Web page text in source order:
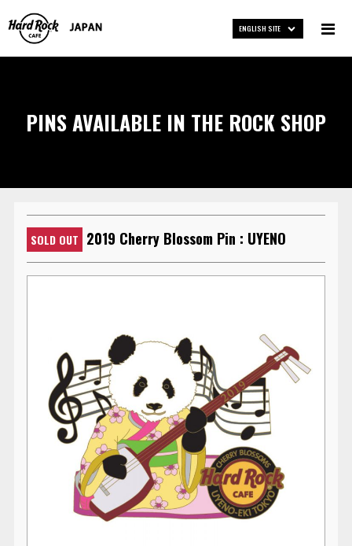
ENGLISH SITE
PINS AVAILABLE IN THE ROCK SHOP
SOLD OUT 2019 Cherry Blossom Pin : UYENO